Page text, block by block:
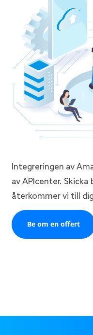
Integreringen av
av APIcenter.
återkommer vi till
Be om en offert